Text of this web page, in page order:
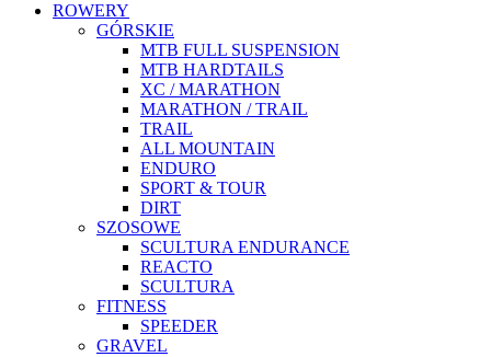
ROWERY
GÓRSKIE
MTB FULL SUSPENSION
MTB HARDTAILS
XC / MARATHON
MARATHON / TRAIL
TRAIL
ALL MOUNTAIN
ENDURO
SPORT & TOUR
DIRT
SZOSOWE
SCULTURA ENDURANCE
REACTO
SCULTURA
FITNESS
SPEEDER
GRAVEL